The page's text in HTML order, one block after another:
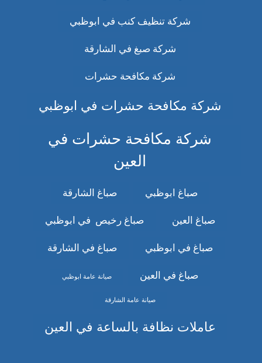
شركة تنظيف كنب في ابوظبي
شركة صبغ في الشارقة
شركة مكافحة حشرات
شركة مكافحة حشرات في ابوظبي
شركة مكافحة حشرات في
العين
صباغ ابوظبي صباغ الشارقة
صباغ العين صباغ رخيص في ابوظبي
صباغ في ابوظبي صباغ في الشارقة
صباغ في العين صيانة عامة ابوظبي
صيانة عامة الشارقة
عاملات نظافة بالساعة في العين